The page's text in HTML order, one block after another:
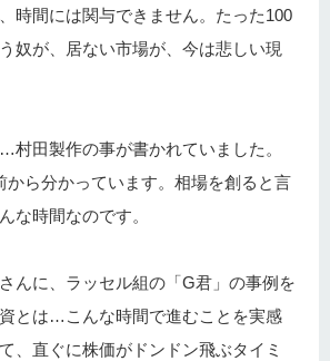
時間には関与できません。たった100
奴が、居ない市場が、今は悲しい現
村田製作の事が書かれていました。
から分かっています。相場を創ると言
な時間なのです。
んに、ラッセル組の「G君」の事例を
とは…こんな時間で進むことを実感
、直ぐに株価がドンドン飛ぶタイミ